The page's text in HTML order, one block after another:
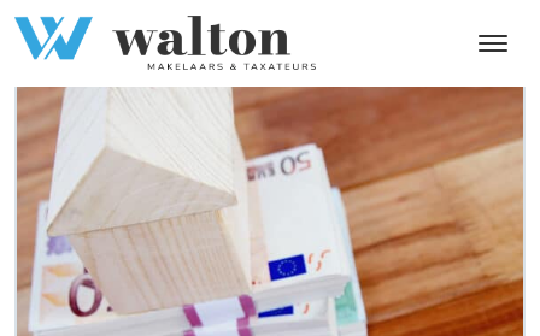
Tag: starterswoningen 2024